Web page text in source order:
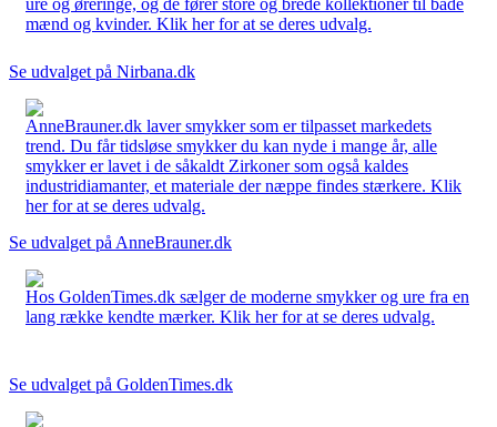
mænd og kvinder. Klik her for at se deres udvalg.
Se udvalget på Nirbana.dk
AnneBrauner.dk laver smykker som er tilpasset markedets
trend. Du får tidsløse smykker du kan nyde i mange år, alle
smykker er lavet i de såkaldt Zirkoner som også kaldes
industridiamanter, et materiale der næppe findes stærkere. Klik
her for at se deres udvalg.
Se udvalget på AnneBrauner.dk
Hos GoldenTimes.dk sælger de moderne smykker og ure fra en
lang række kendte mærker. Klik her for at se deres udvalg.
Se udvalget på GoldenTimes.dk